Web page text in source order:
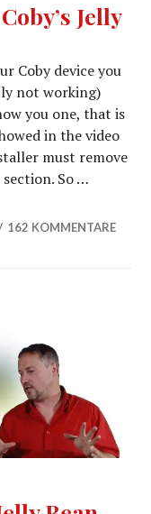
Jelly
Coby device you
not working)
you one, that is
in the video
must remove
So …
Bean Tablets
162 KOMMENTARE